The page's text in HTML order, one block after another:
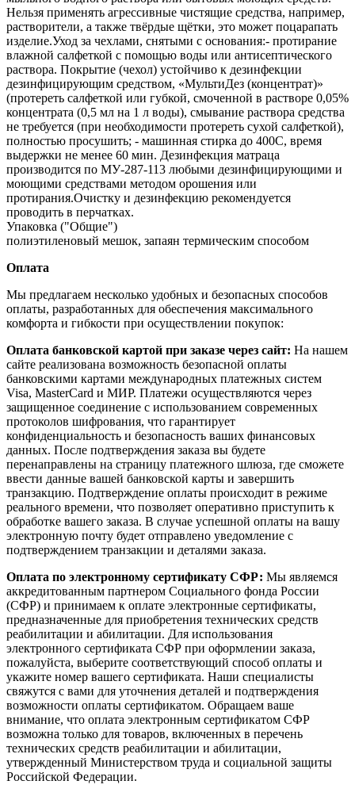
Нельзя применять агрессивные чистящие средства, например,
растворители, а также твёрдые щётки, это может поцарапать
изделие.Уход за чехлами, снятыми с основания:- протирание
влажной салфеткой с помощью воды или антисептического
раствора. Покрытие (чехол) устойчиво к дезинфекции
дезинфицирующим средством, «МультиДез (концентрат)»
(протереть салфеткой или губкой, смоченной в растворе 0,05%
концентрата (0,5 мл на 1 л воды), смывание раствора средства
не требуется (при необходимости протереть сухой салфеткой),
полностью просушить; - машинная стирка до 400С, время
выдержки не менее 60 мин. Дезинфекция матраца
производится по МУ‐287‐113 любыми дезинфицирующими и
моющими средствами методом орошения или
протирания.Очистку и дезинфекцию рекомендуется
проводить в перчатках.
Упаковка ("Общие")
полиэтиленовый мешок, запаян термическим способом
Оплата
Мы предлагаем несколько удобных и безопасных способов
оплаты, разработанных для обеспечения максимального
комфорта и гибкости при осуществлении покупок:
Оплата банковской картой при заказе через сайт: На нашем
сайте реализована возможность безопасной оплаты
банковскими картами международных платежных систем
Visa, MasterCard и МИР. Платежи осуществляются через
защищенное соединение с использованием современных
протоколов шифрования, что гарантирует
конфиденциальность и безопасность ваших финансовых
данных. После подтверждения заказа вы будете
перенаправлены на страницу платежного шлюза, где сможете
ввести данные вашей банковской карты и завершить
транзакцию. Подтверждение оплаты происходит в режиме
реального времени, что позволяет оперативно приступить к
обработке вашего заказа. В случае успешной оплаты на вашу
электронную почту будет отправлено уведомление с
подтверждением транзакции и деталями заказа.
Оплата по электронному сертификату СФР: Мы являемся
аккредитованным партнером Социального фонда России
(СФР) и принимаем к оплате электронные сертификаты,
предназначенные для приобретения технических средств
реабилитации и абилитации. Для использования
электронного сертификата СФР при оформлении заказа,
пожалуйста, выберите соответствующий способ оплаты и
укажите номер вашего сертификата. Наши специалисты
свяжутся с вами для уточнения деталей и подтверждения
возможности оплаты сертификатом. Обращаем ваше
внимание, что оплата электронным сертификатом СФР
возможна только для товаров, включенных в перечень
технических средств реабилитации и абилитации,
утвержденный Министерством труда и социальной защиты
Российской Федерации.